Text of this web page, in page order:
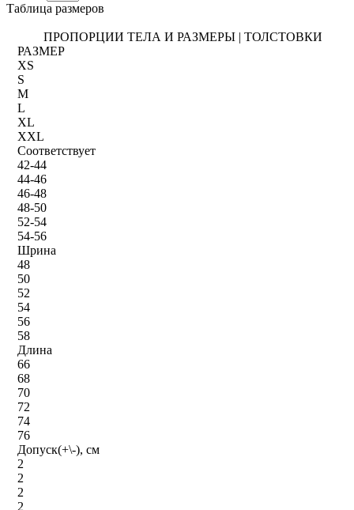
Таблица размеров
ПРОПОРЦИИ ТЕЛА И РАЗМЕРЫ | ТОЛСТОВКИ
РАЗМЕР
XS
S
M
L
XL
XXL
Соответствует
42-44
44-46
46-48
48-50
52-54
54-56
Шрина
48
50
52
54
56
58
Длина
66
68
70
72
74
76
Допуск(+\-), см
2
2
2
2